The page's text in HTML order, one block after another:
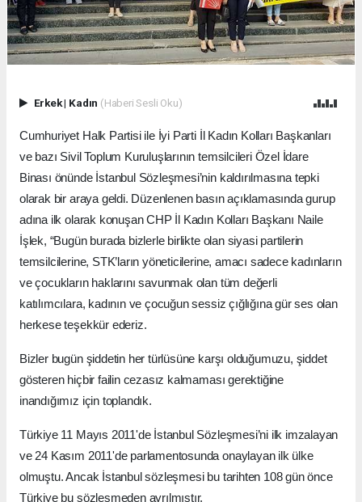
Erkek| Kadın (Haberi Sesli Oku)
Cumhuriyet Halk Partisi ile İyi Parti İl Kadın Kolları Başkanları
ve bazı Sivil Toplum Kuruluşlarının temsilcileri Özel İdare
Binası önünde İstanbul Sözleşmesi’nin kaldırılmasına tepki
olarak bir araya geldi. Düzenlenen basın açıklamasında gurup
adına ilk olarak konuşan CHP İl Kadın Kolları Başkanı Naile
İşlek, “Bugün burada bizlerle birlikte olan siyasi partilerin
temsilcilerine, STK’ların yöneticilerine, amacı sadece kadınların
ve çocukların haklarını savunmak olan tüm değerli
katılımcılara, kadının ve çocuğun sessiz çığlığına gür ses olan
herkese teşekkür ederiz.
Bizler bugün şiddetin her türlüsüne karşı olduğumuzu, şiddet
gösteren hiçbir failin cezasız kalmaması gerektiğine
inandığımız için toplandık.
Türkiye 11 Mayıs 2011'de İstanbul Sözleşmesi’ni ilk imzalayan
ve 24 Kasım 2011'de parlamentosunda onaylayan ilk ülke
olmuştu. Ancak İstanbul sözleşmesi bu tarihten 108 gün önce
Türkiye bu sözleşmeden ayrılmıştır.